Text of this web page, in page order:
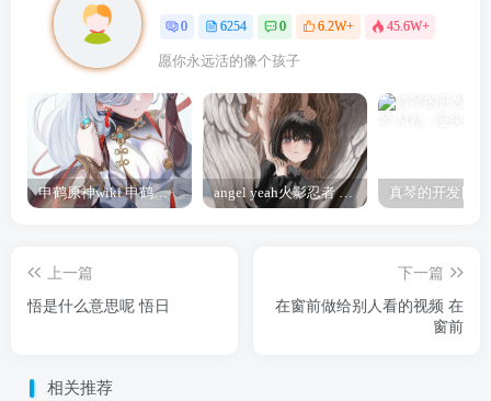
0 6254 0 6.2W+ 45.6W+
愿你永远活的像个孩子
申鹤原神wiki 申鹤诞辰祭 angel yeah火影忍者 Angel
上一篇
悟是什么意思呢 悟日
下一篇
在窗前做给别人看的视频 在
窗前
相关推荐